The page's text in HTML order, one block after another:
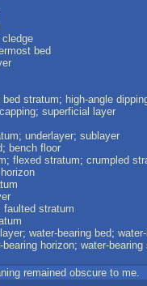
cledge
bed
bed stratum; high-angle
capping; superficial layer
; underlayer; sublayer
; bench floor
; flexed stratum; crumpled
horizon
faulted stratum
layer; water-bearing bed;
bearing horizon; water-bearing
remained obscure to me.